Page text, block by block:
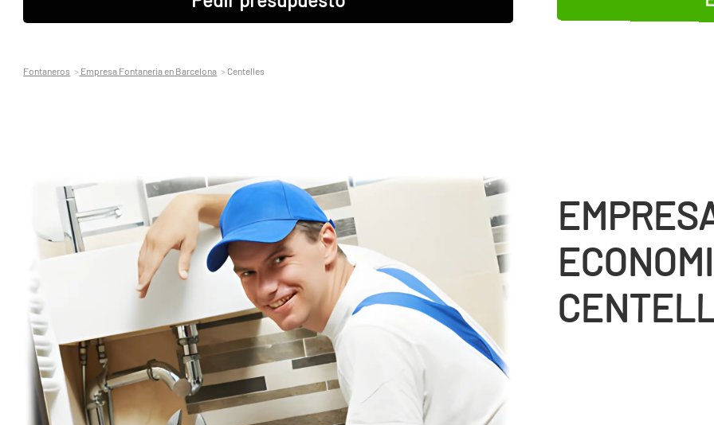
Fontaneros Empresa Fontaneria en Barcelona Centelles